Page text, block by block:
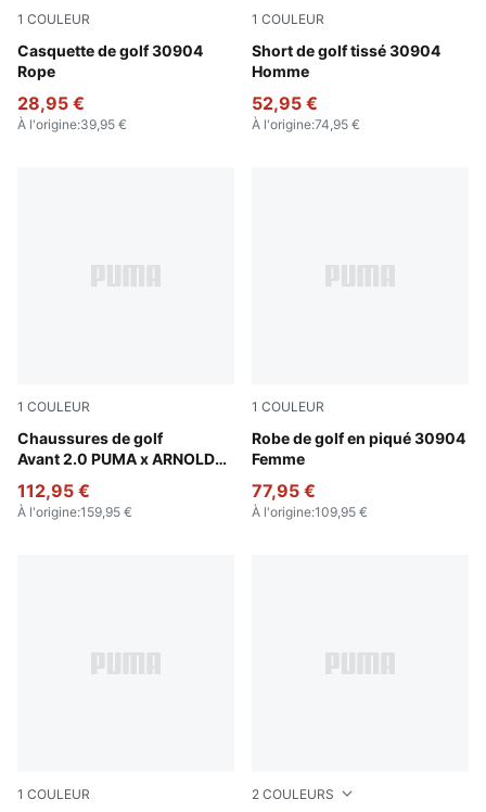
1 COULEUR
Casquette de golf 30904
Rope
Luso Green
28,95 €
À l'origine:39,95 €
1 COULEUR
Short de golf tissé 30904
Homme
Luso Green
52,95 €
À l'origine:74,95 €
1 COULEUR
Chaussures de golf
Avant 2.0 PUMA x ARNOLD
PUMA White-Forest Green
112,95 €
À l'origine:159,95 €
1 COULEUR
Robe de golf en piqué 30904
Femme
Warm White
77,95 €
À l'origine:109,95 €
1 COULEUR 2 COULEURS